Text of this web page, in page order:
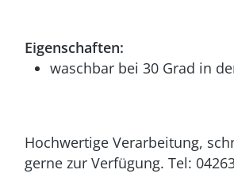
Eigenschaften:
waschbar bei 30 Grad in
Hochwertige Verarbeitung,
gerne zur Verfügung. Tel: